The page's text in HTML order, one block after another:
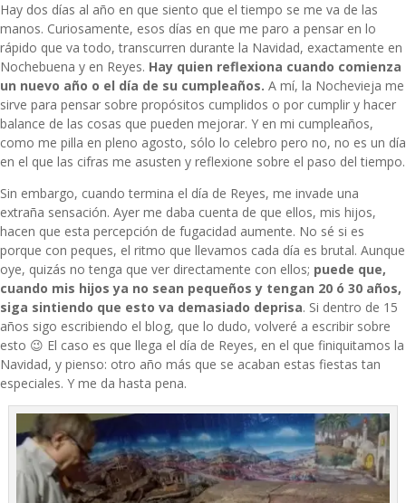
Hay dos días al año en que siento que el tiempo se me va de las
manos. Curiosamente, esos días en que me paro a pensar en lo
rápido que va todo, transcurren durante la Navidad, exactamente en
Nochebuena y en Reyes. Hay quien reflexiona cuando comienza
un nuevo año o el día de su cumpleaños. A mí, la Nochevieja me
sirve para pensar sobre propósitos cumplidos o por cumplir y hacer
balance de las cosas que pueden mejorar. Y en mi cumpleaños,
como me pilla en pleno agosto, sólo lo celebro pero no, no es un día
en el que las cifras me asusten y reflexione sobre el paso del tiempo.
Sin embargo, cuando termina el día de Reyes, me invade una
extraña sensación. Ayer me daba cuenta de que ellos, mis hijos,
hacen que esta percepción de fugacidad aumente. No sé si es
porque con peques, el ritmo que llevamos cada día es brutal. Aunque
oye, quizás no tenga que ver directamente con ellos; puede que,
cuando mis hijos ya no sean pequeños y tengan 20 ó 30 años,
siga sintiendo que esto va demasiado deprisa. Si dentro de 15
años sigo escribiendo el blog, que lo dudo, volveré a escribir sobre
esto 😉 El caso es que llega el día de Reyes, en el que finiquitamos la
Navidad, y pienso: otro año más que se acaban estas fiestas tan
especiales. Y me da hasta pena.